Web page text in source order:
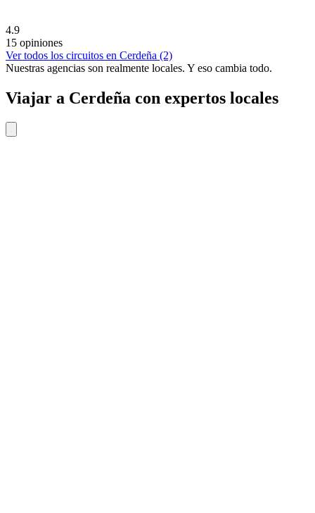
4.9
15 opiniones
Ver todos los circuitos en Cerdeña (2)
Nuestras agencias son realmente locales. Y eso cambia todo.
Viajar a Cerdeña con expertos locales